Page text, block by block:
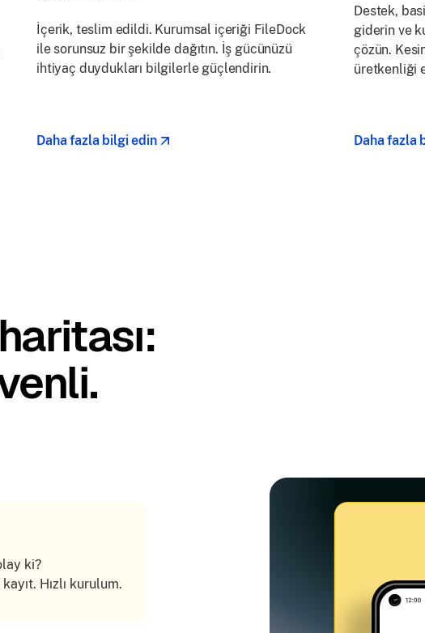
İçerik, teslim edildi. Kurumsal içeriği FileDock
ile sorunsuz bir şekilde dağıtın. İş gücünüzü
ihtiyaç duydukları bilgilerle güçlendirin.
Daha fazla bilgi edin
Destek,
giderin ve
çözün.
üretkenliği
Daha fazla
ki?
Hızlı kurulum.